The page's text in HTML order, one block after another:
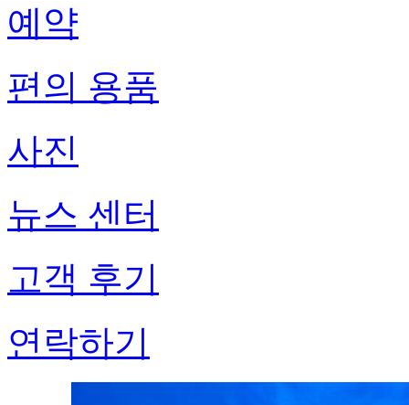
예약
편의 용품
사진
뉴스 센터
고객 후기
연락하기